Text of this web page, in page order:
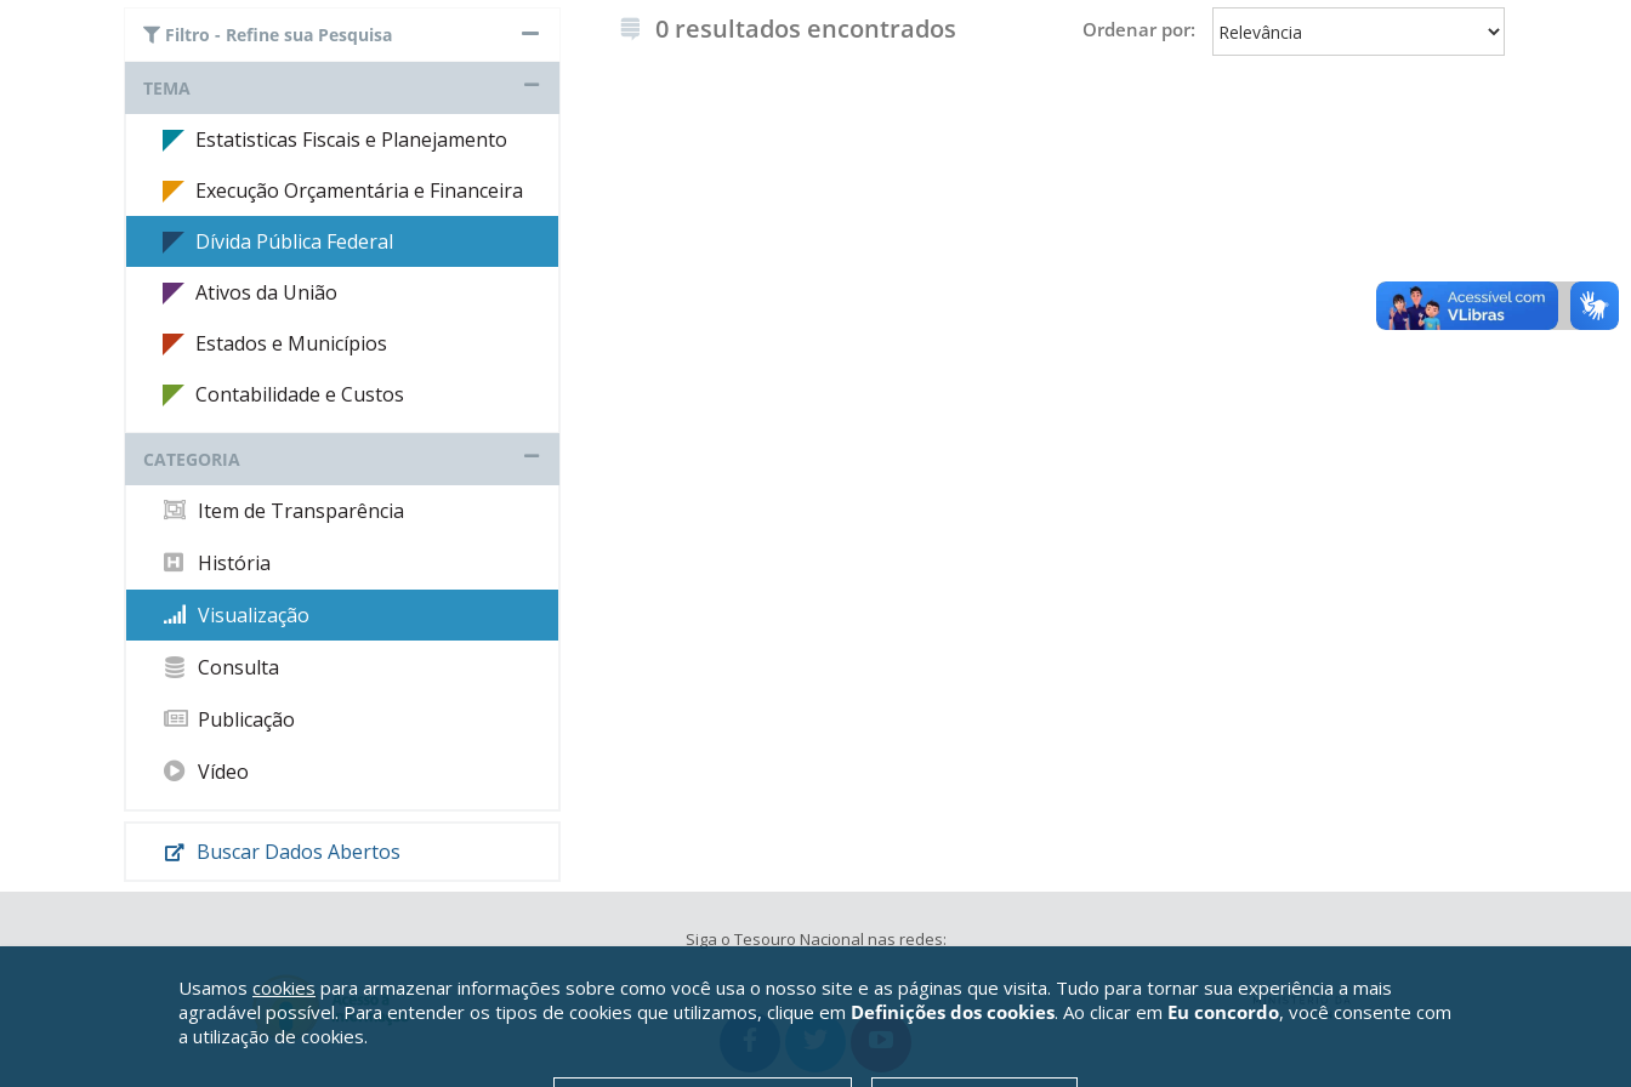
Filtro - Refine sua Pesquisa
TEMA
Estatisticas Fiscais e Planejamento
Execução Orçamentária e Financeira
Dívida Pública Federal
Ativos da União
Estados e Municípios
Contabilidade e Custos
CATEGORIA
Item de Transparência
História
Visualização
Consulta
Publicação
Vídeo
Buscar Dados Abertos
0 resultados encontrados Ordenar por:
Siga o Tesouro Nacional nas redes:
Usamos cookies para armazenar informações sobre como você usa o nosso site e as páginas que visita. Tudo para tornar sua experiência a mais
agradável possível. Para entender os tipos de cookies que utilizamos, clique em Definições dos cookies. Ao clicar em Eu concordo, você consente com
a utilização de cookies.